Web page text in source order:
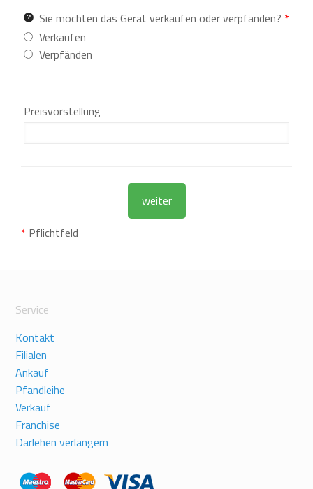
m
l
e
Sie möchten das Gerät verkaufen oder verpfänden? *
Verkaufen
Verpfänden
Preisvorstellung
weiter
* Pflichtfeld
Service
Kontakt
Filialen
Ankauf
Pfandleihe
Verkauf
Franchise
Darlehen verlängern